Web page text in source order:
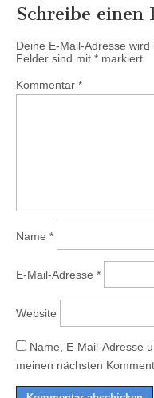
Schreibe einen
Deine E-Mail-Adresse wird
Felder sind mit * markiert
Kommentar *
Name *
E-Mail-Adresse *
Website
Name, E-Mail-Adresse
meinen nächsten